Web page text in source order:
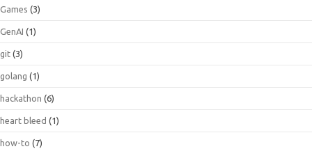
Games (3)
GenAI (1)
git (3)
golang (1)
hackathon (6)
heart bleed (1)
how-to (7)